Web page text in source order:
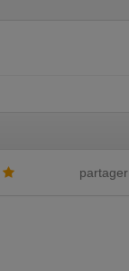
partager